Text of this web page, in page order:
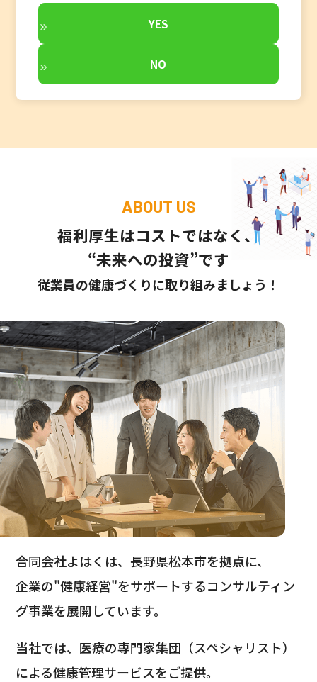
YES
NO
ABOUT US
福利厚生はコストではなく、
“未来への投資”です
従業員の健康づくりに取り組みましょう！
合同会社よはくは、長野県松本市を拠点に、
企業の"健康経営"をサポートするコンサルティン
グ事業を展開しています。
当社では、医療の専門家集団（スペシャリスト）
による健康管理サービスをご提供。